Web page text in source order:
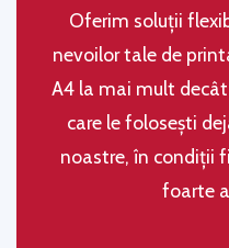
Oferim soluţii
nevoilor tale de
A4 la mai mult
care le folosești
noastre, în condiţii
foarte